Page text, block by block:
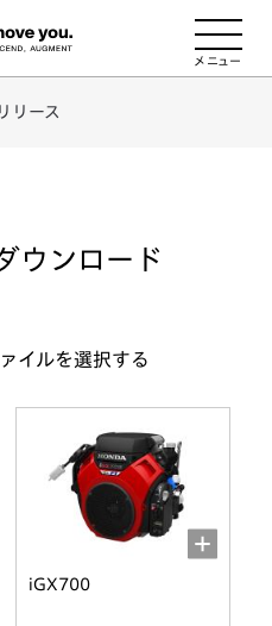
リース
ウンロード
イルを選択する
iGX700